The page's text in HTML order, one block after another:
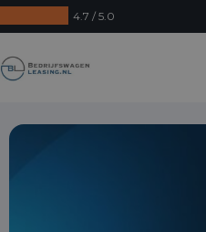
4.7 / 5.0